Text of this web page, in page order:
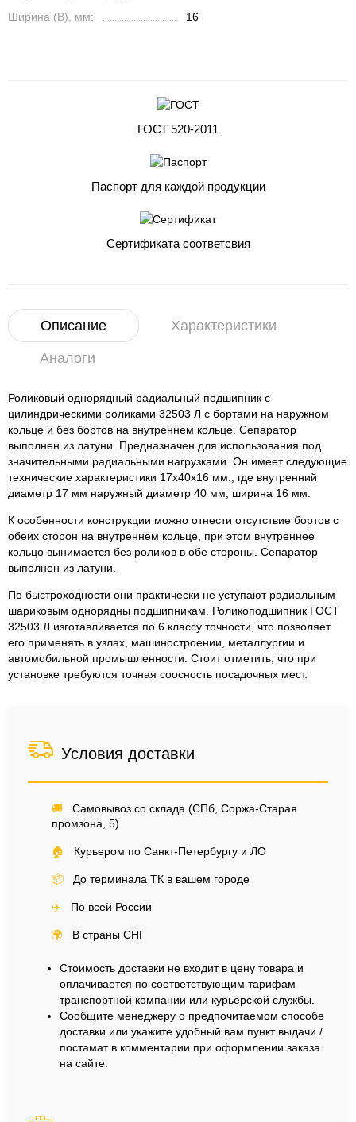
Ширина (B), мм:
16
ГОСТ 520-2011
Паспорт для каждой продукции
Сертификата соответсвия
Описание Характеристики
Аналоги
Роликовый однорядный радиальный подшипник с
цилиндрическими роликами 32503 Л с бортами на наружном
кольце и без бортов на внутреннем кольце. Сепаратор
выполнен из латуни. Предназначен для использования под
значительными радиальными нагрузками. Он имеет следующие
технические характеристики 17x40x16 мм., где внутренний
диаметр 17 мм наружный диаметр 40 мм, ширина 16 мм.
К особенности конструкции можно отнести отсутствие бортов с
обеих сторон на внутреннем кольце, при этом внутреннее
кольцо вынимается без роликов в обе стороны. Сепаратор
выполнен из латуни.
По быстроходности они практически не уступают радиальным
шариковым однорядны подшипникам. Роликоподшипник ГОСТ
32503 Л изготавливается по 6 классу точности, что позволяет
его применять в узлах, машиностроении, металлургии и
автомобильной промышленности. Стоит отметить, что при
установке требуются точная соосность посадочных мест.
Условия доставки
🚚
Самовывоз со склада (СПб, Соржа-Старая
промзона, 5)
🏠 Курьером по Санкт-Петербургу и ЛО
📦 До терминала ТК в вашем городе
✈️ По всей России
🌍 В страны СНГ
Стоимость доставки не входит в цену товара и
оплачивается по соответствующим тарифам
транспортной компании или курьерской службы.
Сообщите менеджеру о предпочитаемом способе
доставки или укажите удобный вам пункт выдачи /
постамат в комментарии при оформлении заказа
на сайте.